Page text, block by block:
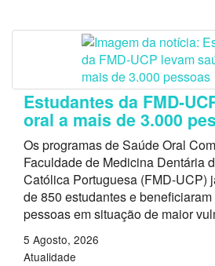
Estudantes da FMD-
oral a mais de 3.000
Os programas de Saúde Oral
Faculdade de Medicina Dentária
Católica Portuguesa (FMD-UCP)
de 850 estudantes e
pessoas em situação de maior
5 Agosto, 2026
Atualidade